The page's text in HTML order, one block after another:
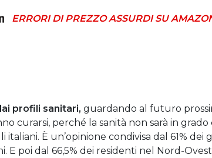
ERRORI DI PREZZO ASSURDI SU
profili sanitari, guardando al futuro
curarsi, perché la sanità non sarà in
italiani. È un’opinione condivisa dal 61%
E poi dal 66,5% dei residenti nel Nord-